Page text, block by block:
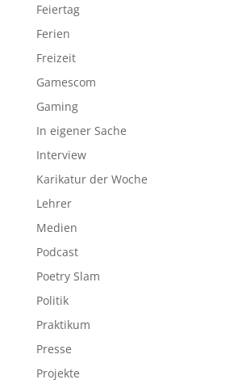
Feiertag
Ferien
Freizeit
Gamescom
Gaming
In eigener Sache
Interview
Karikatur der Woche
Lehrer
Medien
Podcast
Poetry Slam
Politik
Praktikum
Presse
Projekte